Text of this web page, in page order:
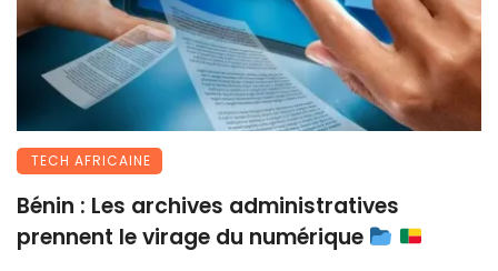
TECH AFRICAINE
Bénin : Les archives administratives
prennent le virage du numérique